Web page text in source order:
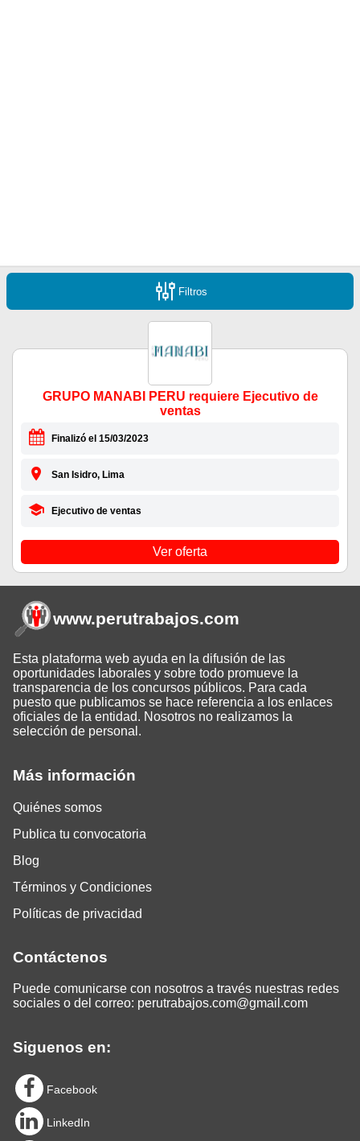
Filtros
GRUPO MANABI PERU requiere Ejecutivo de
ventas
Finalizó el 15/03/2023
San Isidro, Lima
Ejecutivo de ventas
Ver oferta
Más información
Quiénes somos
Publica tu convocatoria
Blog
Términos y Condiciones
Políticas de privacidad
Contáctenos
Puede comunicarse con nosotros a través nuestras redes
sociales o del correo: perutrabajos.com@gmail.com
Siguenos en:
Facebook
LinkedIn
www.perutrabajos.com
Esta plataforma web ayuda en la difusión de las
oportunidades laborales y sobre todo promueve la
transparencia de los concursos públicos. Para cada
puesto que publicamos se hace referencia a los enlaces
oficiales de la entidad. Nosotros no realizamos la
selección de personal.